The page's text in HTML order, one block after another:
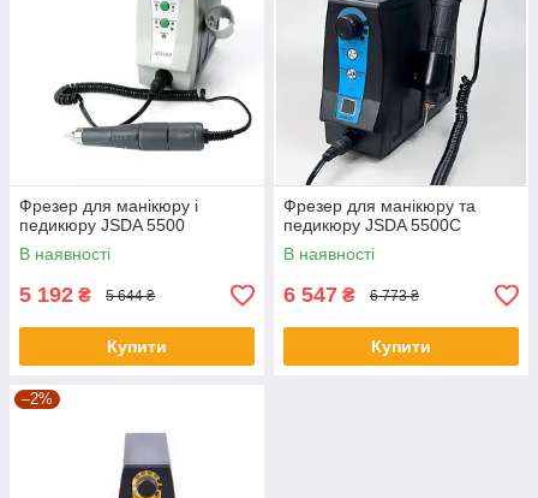
Фрезер для манікюру і
педикюру JSDA 5500
В наявності
5 192 ₴ 5 644 ₴
Купити
Фрезер для манікюру та
педикюру JSDA 5500C
В наявності
6 547 ₴ 6 773 ₴
Купити
–2%